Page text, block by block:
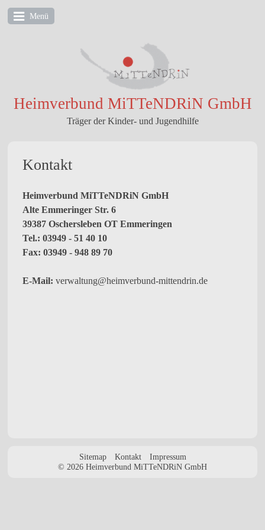
Menü
Heimverbund MiTTeNDRiN GmbH
Träger der Kinder- und Jugendhilfe
Kontakt
Heimverbund MiTTeNDRiN GmbH
Alte Emmeringer Str. 6
39387 Oschersleben OT Emmeringen
Tel.: 03949 - 51 40 10
Fax: 03949 - 948 89 70
E-Mail: verwaltung@heimverbund-mittendrin.de
Sitemap Kontakt
Impressum
© 2026 Heimverbund MiTTeNDRiN GmbH